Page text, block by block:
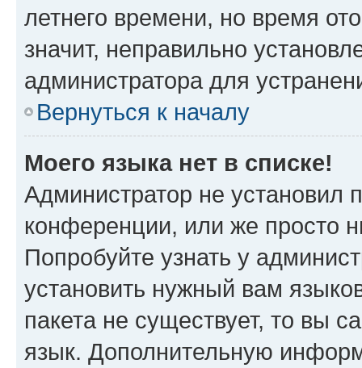
летнего времени, но время
значит, неправильно
администратора для
Вернуться к началу
Моего языка нет в списке!
Администратор не установил
конференции, или же просто
Попробуйте узнать у
установить нужный вам
пакета не существует, то вы
язык. Дополнительную